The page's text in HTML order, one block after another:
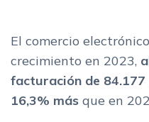
El comercio
crecimiento en 2023,
facturación de 84.177
16,3% más que en